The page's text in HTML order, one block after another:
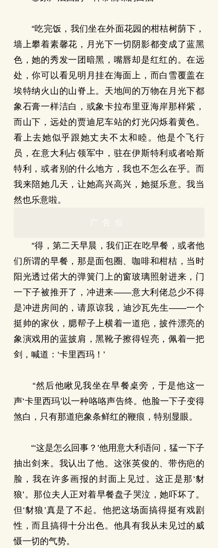
“吃完饭，我们坐在外面花园的柑桔树荫下，
墙上攀着素馨花，月光下一切阴影都变成了蓝黑
色，她的秀发一团暗黑，嘴唇却是红红的。在远
处，你可以看见明月挂在海面上，而白雪覆盖在
埃特纳火山的山脊上。天地间的万物在月光下都
象石膏一样洁白，或象卡拉布里亚海岸那样紫，
而山下，远处的贾迪尼车站的灯光闪烁着黄色。
看上去她似乎跟她丈夫不太和睦。他是个飞行
员，在意大利占领军中，驻在伊斯特利或者哈斯
特利，或者别的什么地方，我也不怎么在乎。而
我来陪她几天，让她高兴高兴，她挺乐意。我当
然也乐意啦。
广告位
“得，第二天早晨，我们正在吃早餐，或者他
们所谓的早餐，那是面包圈、咖啡和柑桔，当时
阳光透过偌大的弹簧门上的窗玻璃照射进来，门
一下子被推开了，冲进来——意大利佬总少不得
是冲进房间的，请原谅我，迪沙瓦先生——一个
挺帅的家伙，腮帮子上横着一道疤，披件漂亮的
象演戏用的蓝披肩，黑靴子擦得锃亮，佩着一把
剑，喊道：‘卡里西玛！’
“然后他瞅见我坐在早餐桌旁，于是他这一
声‘卡里西玛’以一种咯咯声告终。他脸一下子变得
煞白，只有那道疤象条鲜红的鞭痕，特别显眼。
“‘这是怎么回事？’他用意大利语问，猛一下子
抽出剑来。我认出了他。这张英俊的、带伤疤的
脸，我在许多画报的封面上见过。这正是那‘豺
狼’。那位夫人正对着早餐盘子哭泣，她吓坏了。
但‘豺狼’真是了不起。他把这场面搞得挺有戏剧
性，而且搞得十分出色。他具有我从未见过的威
慑一切的气势。